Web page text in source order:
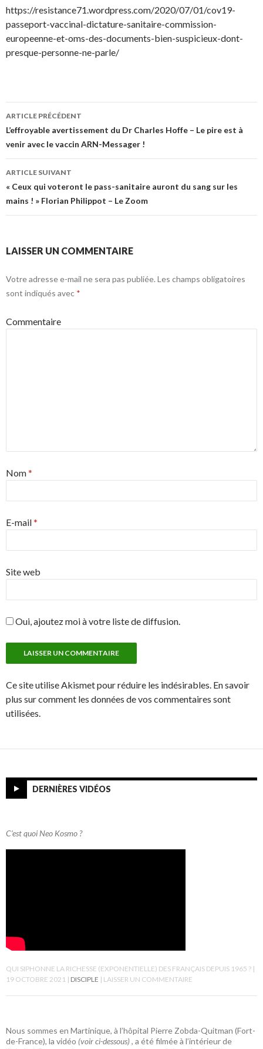
https://resistance71.wordpress.com/2020/07/01/cov19-
passeport-vaccinal-dictature-sanitaire-commission-
europeenne-et-oms-des-documents-bien-suspicieux-dont-
presque-personne-ne-parle/
Navigation
des
articles
ARTICLE PRÉCÉDENT
L’effroyable avertissement du Dr Charles Hoffe – Le pire est à
venir avec le vaccin ARN-Messager !
ARTICLE SUIVANT
« Ceux qui voteront le pass-sanitaire auront du sang sur les
mains ! » Florian Philippot – Le Zoom
LAISSER UN COMMENTAIRE
Votre adresse e-mail ne sera pas publiée. Les champs obligatoires
sont indiqués avec *
Commentaire
Nom*
E-mail*
Site web
Oui, ajoutez moi à votre liste de diffusion.
Ce site utilise Akismet pour réduire les indésirables. En savoir
plus sur comment les données de vos commentaires sont
utilisées.
DERNIÈRES VIDÉOS
C’est quoi Neo Kosmo ?
QUI SIPHONNE LA RICHESSE (EXPONENTIELLE) DES FRANÇAIS DEPUIS 1965 ?
19 OCTOBRE 2021 DISCIPLE LAISSER UN COMMENTAIRE
Nous sommes en Martinique, à l’hôpital Pierre Zobda-Quitman (Fort-
de-France), la vidéo (voir ci-dessous), a été filmée à l’intérieur de